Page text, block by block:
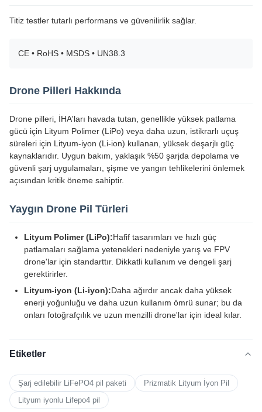
Titiz testler tutarlı performans ve güvenilirlik sağlar.
CE • RoHS • MSDS • UN38.3
Drone Pilleri Hakkında
Drone pilleri, İHA'ları havada tutan, genellikle yüksek patlama
gücü için Lityum Polimer (LiPo) veya daha uzun, istikrarlı uçuş
süreleri için Lityum-iyon (Li-ion) kullanan, yüksek deşarjlı güç
kaynaklarıdır. Uygun bakım, yaklaşık %50 şarjda depolama ve
güvenli şarj uygulamaları, şişme ve yangın tehlikelerini önlemek
açısından kritik öneme sahiptir.
Yaygın Drone Pil Türleri
Lityum Polimer (LiPo):Hafif tasarımları ve hızlı güç
patlamaları sağlama yetenekleri nedeniyle yarış ve FPV
drone'lar için standarttır. Dikkatli kullanım ve dengeli şarj
gerektirirler.
Lityum-iyon (Li-iyon):Daha ağırdır ancak daha yüksek
enerji yoğunluğu ve daha uzun kullanım ömrü sunar; bu da
onları fotoğrafçılık ve uzun menzilli drone'lar için ideal kılar.
Etiketler
Şarj edilebilir LiFePO4 pil paketi
Prizmatik Lityum İyon Pil
Lityum iyonlu Lifepo4 pil